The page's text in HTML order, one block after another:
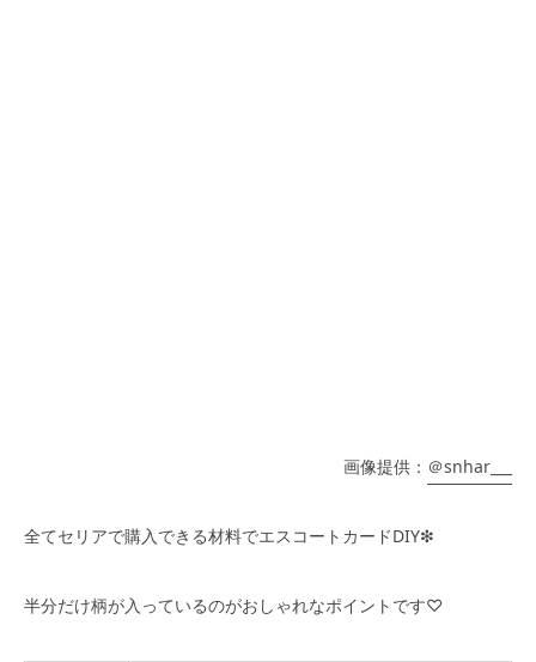
画像提供： ＠snhar___
全てセリアで購入できる材料でエスコートカードDIY❇︎
半分だけ柄が入っているのがおしゃれなポイントです♡